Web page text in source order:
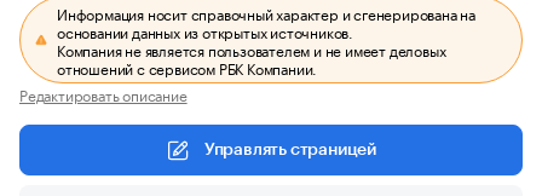
Информация носит справочный характер и сгенерирована на
основании данных из открытых источников.
Компания не является пользователем и не имеет деловых
отношений с сервисом РБК Компании.
Редактировать описание
Управлять страницей